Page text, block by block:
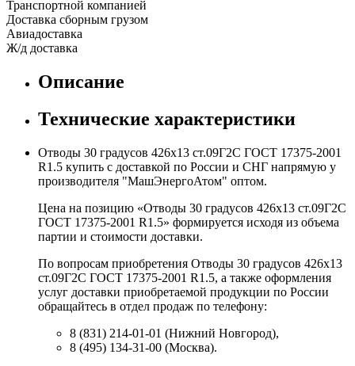
Транспортной компанией
Доставка сборным грузом
Авиадоставка
Ж/д доставка
Описание
Технические характеристики
Отводы 30 градусов 426х13 ст.09Г2С ГОСТ 17375-2001
R1.5 купить с доставкой по России и СНГ напрямую у
производителя "МашЭнергоАтом" оптом.
Цена на позицию «Отводы 30 градусов 426х13 ст.09Г2С
ГОСТ 17375-2001 R1.5» формируется исходя из объема
партии и стоимости доставки.
По вопросам приобретения Отводы 30 градусов 426х13
ст.09Г2С ГОСТ 17375-2001 R1.5, а также оформления
услуг доставки приобретаемой продукции по России
обращайтесь в отдел продаж по телефону:
8 (831) 214-01-01 (Нижний Новгород),
8 (495) 134-31-00 (Москва).